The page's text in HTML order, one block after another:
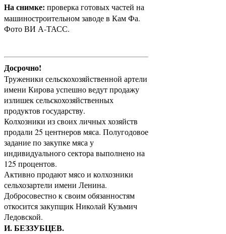
На снимке: проверка готовых частей на
машиностроительном заводе в Кам Фа.
Фото ВИ А-ТАСС.
Досрочно!
Труженики сельскохозяйственной артели
имени Кирова успешно ведут продажу
излишек сельскохозяйственных
продуктов государству.
Колхозники из своих личных хозяйств
продали 25 центнеров мяса. Полугодовое
задание по закупке мяса у
индивидуального сектора выполнено на
125 процентов.
Активно продают мясо и колхозники
сельхозартели имени Ленина.
Добросовестно к своим обязанностям
откосится закупщик Николай Кузьмич
Ледовской.
И. БЕЗЗУБЦЕВ.